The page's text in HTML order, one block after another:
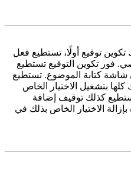
توقيع أولًا، تستطيع فعل
تكوين التوقيع تستطيع
كتابة الموضوع. تستطيع
كلها بتشغيل الاختيار الخاص
كذلك توقيف إضافة
الاختيار الخاص بذلك في